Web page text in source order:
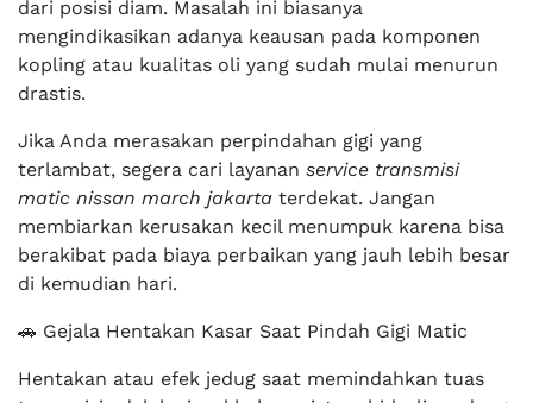
dari posisi diam. Masalah ini biasanya
mengindikasikan adanya keausan pada komponen
kopling atau kualitas oli yang sudah mulai menurun
drastis.
Jika Anda merasakan perpindahan gigi yang
terlambat, segera cari layanan service transmisi
matic nissan march jakarta terdekat. Jangan
membiarkan kerusakan kecil menumpuk karena bisa
berakibat pada biaya perbaikan yang jauh lebih besar
di kemudian hari.
🚗 Gejala Hentakan Kasar Saat Pindah Gigi Matic
Hentakan atau efek jedug saat memindahkan tuas